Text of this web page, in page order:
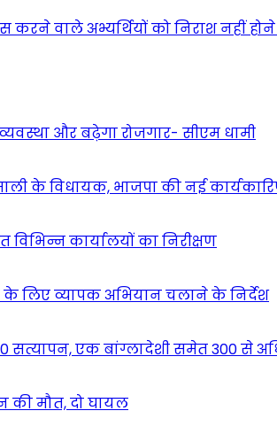
करने वाले अभ्यर्थियों को निराश नहीं होने
और बढ़ेगा रोजगार- सीएम धामी
के विधायक, भाजपा की नई
कार्यालयों का निरीक्षण
के लिए व्यापक अभियान चलाने के निर्देश
एक बांग्लादेशी समेत 300 से
की मौत, दो घायल